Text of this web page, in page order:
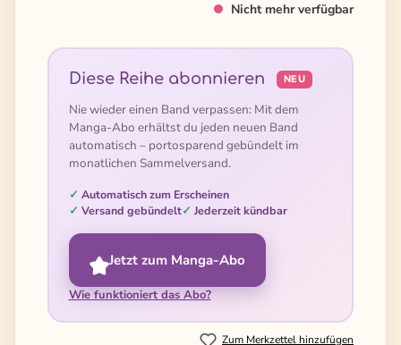
Nicht mehr verfügbar
Diese Reihe abonnieren NEU
Nie wieder einen Band verpassen: Mit dem
Manga-Abo erhältst du jeden neuen Band
automatisch – portosparend gebündelt im
monatlichen Sammelversand.
Automatisch zum Erscheinen
Versand gebündelt
Jederzeit kündbar
Jetzt zum Manga-Abo
Wie funktioniert das Abo?
Zum Merkzettel hinzufügen